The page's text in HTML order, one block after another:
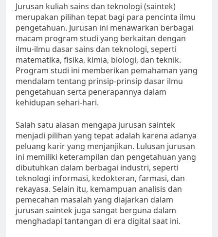
Jurusan kuliah sains dan teknologi (saintek)
merupakan pilihan tepat bagi para pencinta ilmu
pengetahuan. Jurusan ini menawarkan berbagai
macam program studi yang berkaitan dengan
ilmu-ilmu dasar sains dan teknologi, seperti
matematika, fisika, kimia, biologi, dan teknik.
Program studi ini memberikan pemahaman yang
mendalam tentang prinsip-prinsip dasar ilmu
pengetahuan serta penerapannya dalam
kehidupan sehari-hari.
Salah satu alasan mengapa jurusan saintek
menjadi pilihan yang tepat adalah karena adanya
peluang karir yang menjanjikan. Lulusan jurusan
ini memiliki keterampilan dan pengetahuan yang
dibutuhkan dalam berbagai industri, seperti
teknologi informasi, kedokteran, farmasi, dan
rekayasa. Selain itu, kemampuan analisis dan
pemecahan masalah yang diajarkan dalam
jurusan saintek juga sangat berguna dalam
menghadapi tantangan di era digital saat ini.